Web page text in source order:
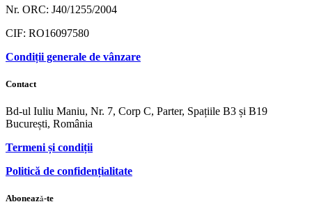
Nr. ORC: J40/1255/2004
CIF: RO16097580
Condiții generale de vânzare
Contact
Bd-ul Iuliu Maniu, Nr. 7, Corp C, Parter, Spațiile B3 și B19
București, România
Termeni și condiții
Politică de confidențialitate
Abonează-te